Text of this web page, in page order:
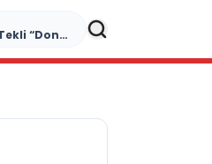
Yonca Samlı ‘dan İkinci Tekli “Donacaksın Sevgilim “ yayımlandı